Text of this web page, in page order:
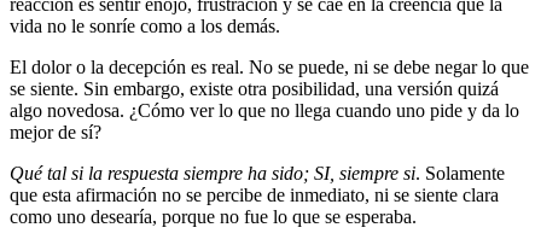
vida no le sonríe como a los demás.
El dolor o la decepción es real. No se puede, ni se debe negar lo que
se siente. Sin embargo, existe otra posibilidad, una versión quizá
algo novedosa. ¿Cómo ver lo que no llega cuando uno pide y da lo
mejor de sí?
Qué tal si la respuesta siempre ha sido; SI, siempre si. Solamente
que esta afirmación no se percibe de inmediato, ni se siente clara
como uno desearía, porque no fue lo que se esperaba.